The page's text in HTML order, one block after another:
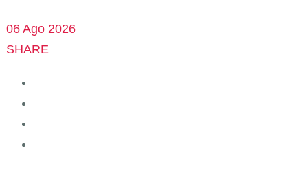
06 Ago 2026
SHARE